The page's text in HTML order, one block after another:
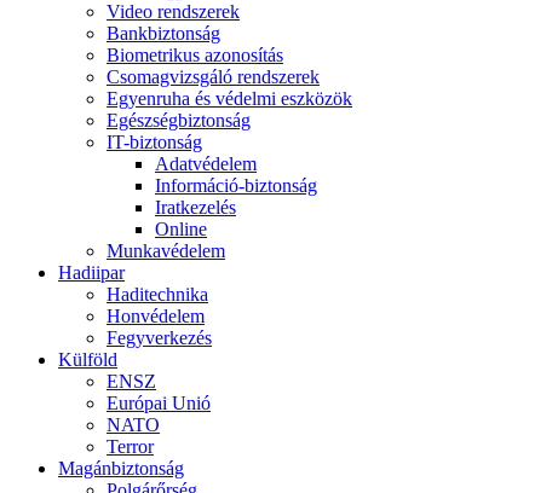
Video rendszerek
Bankbiztonság
Biometrikus azonosítás
Csomagvizsgáló rendszerek
Egyenruha és védelmi eszközök
Egészségbiztonság
IT-biztonság
Adatvédelem
Információ-biztonság
Iratkezelés
Online
Munkavédelem
Hadiipar
Haditechnika
Honvédelem
Fegyverkezés
Külföld
ENSZ
Európai Unió
NATO
Terror
Magánbiztonság